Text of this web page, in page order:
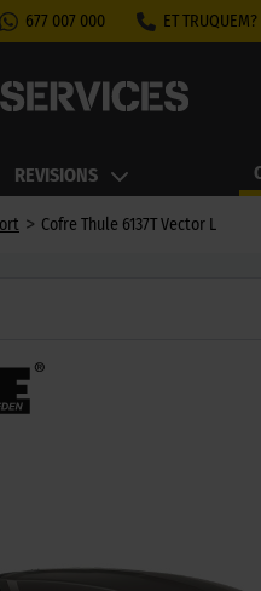
677 007 000 ET TRUQUEM?
REVISIONS
> Cofre Thule 6137T Vector L